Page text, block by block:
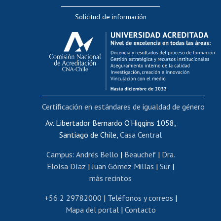
Evaluación docente
Calificación académica
Postulación al AUCAI
Funcionarias/os
Cursos internos de capacitación
Bienestar del personal
Portal de movilidad interna
Certificado de renta
Certificado de renta honorarios
Editar páginas blancas
Extranjeras/os
Revalidación y reconocimiento de títulos
Postulación al Programa de Movilidad Estudiantil
Solicitud de información
Av. Libertador Bernardo O'Higgins 1058,
Santiago de Chile, Casa Central
Campus: Andrés Bello | Beauchef| Dra.
Eloísa Díaz | Juan Gómez Millas | Sur |
más recintos
+56 2 29782000 | Teléfonos y correos |
Mapa del portal| Contacto
Certificación en estándares de igualdad de género